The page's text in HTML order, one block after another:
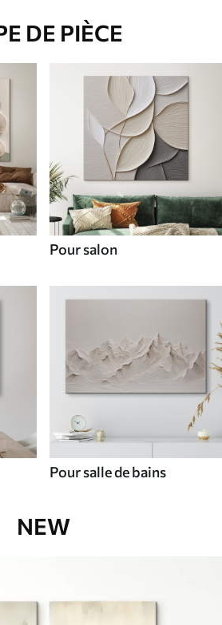
DE PIÈCE
Pour salon
Pour salle de bains
NEW